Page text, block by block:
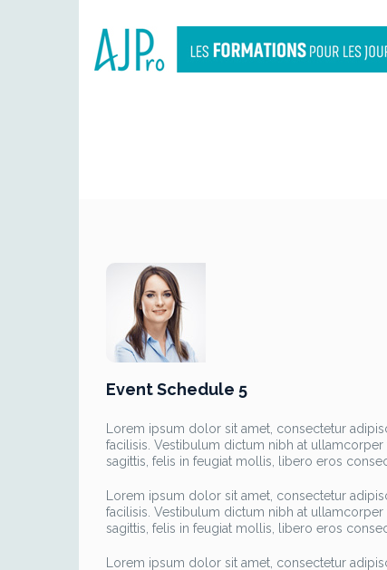
Event Schedule 5
Lorem ipsum dolor sit amet, consectetur
facilisis. Vestibulum dictum nibh at
sagittis, felis in feugiat mollis, libero eros
Lorem ipsum dolor sit amet, consectetur
facilisis. Vestibulum dictum nibh at
sagittis, felis in feugiat mollis, libero eros
Lorem ipsum dolor sit amet, consectetur